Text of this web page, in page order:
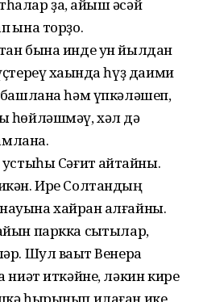
ҙа, ҡайыш әсәй
ҡына торҙо.
бына инде ун йылдан
хаҡында һүҙ даими
башлана һәм үпкәләшеп,
һөйләшмәү, хәл дә
Сәғит ҡайтҡайны.
Ире Солтандың
хайран ҡалғайны.
паркка сыҡтылар,
Шул ваҡыт Венера
ниәт иткәйне, ләкин кире